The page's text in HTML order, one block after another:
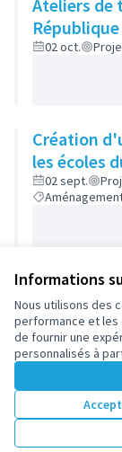
Informations
Nous utilisons des
performance et les
de fournir une
personnalisés à
Ateliers de
République
02 oct.
Création
les écoles
02 sept.